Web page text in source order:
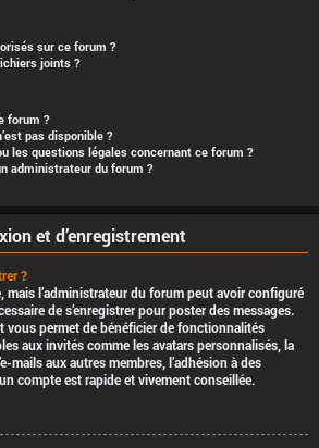
sur ce forum ?
joints ?
forum ?
pas disponible ?
les questions légales concernant ce forum ?
administrateur du forum ?
et d’enregistrement
?
mais l’administrateur du forum peut avoir configuré
de s’enregistrer pour poster des messages.
vous permet de bénéficier de fonctionnalités
aux invités comme les avatars personnalisés, la
mails aux autres membres, l’adhésion à des
compte est rapide et vivement conseillée.